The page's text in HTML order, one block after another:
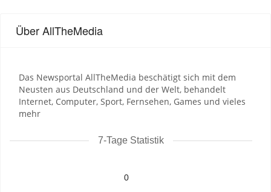
Über AllTheMedia
Das Newsportal AllTheMedia beschätigt sich mit dem
Neusten aus Deutschland und der Welt, behandelt
Internet, Computer, Sport, Fernsehen, Games und vieles
mehr
7-Tage Statistik
0